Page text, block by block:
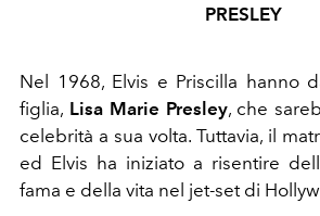
PRESLEY
Nel 1968, Elvis e Priscilla hanno
figlia, Lisa Marie Presley, che
celebrità a sua volta. Tuttavia, il
ed Elvis ha iniziato a risentire
fama e della vita nel jet-set di